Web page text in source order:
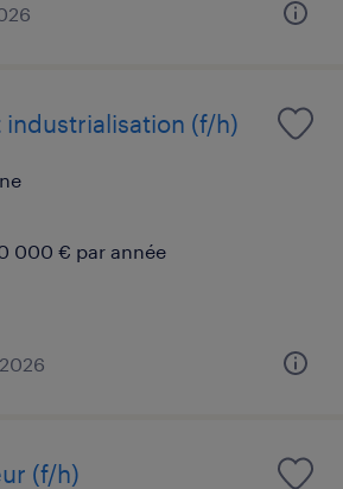
(f/h)
000 € par année
(f/h)